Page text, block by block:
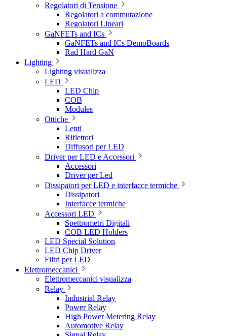
Regolatori di Tensione
Regolatori a commutazione
Regolatori Lineari
GaNFETs and ICs
GaNFETs and ICs DemoBoards
Rad Hard GaN
Lighting
Lighting visualizza
LED
LED Chip
COB
Modules
Ottiche
Lenti
Riflettori
Diffusori per LED
Driver per LED e Accessori
Accessori
Driver per Led
Dissipatori per LED e interfacce termiche
Dissipatori
Interfacce termiche
Accessori LED
Spettrometri Digitali
COB LED Holders
LED Special Solution
LED Chip Driver
Filtri per LED
Elettromeccanici
Elettromeccanici visualizza
Relay
Industrial Relay
Power Relay
High Power Metering Relay
Automotive Relay